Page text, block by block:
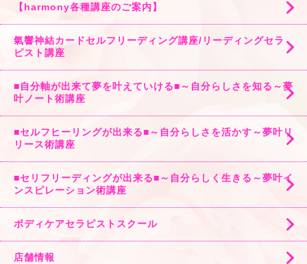
【harmony各種講座のご案内】
氣響神結カードセルフリーディング講座/リーディングセラ
ピスト講座
■自分軸が出来て夢を叶えていける■～自分らしさを知る～夢
叶ノート術講座
■セルフヒーリングが出来る■～自分らしさを活かす～夢叶リ
リース術講座
■セリフリーディングが出来る■～自分らしく生きる～夢叶イ
ンスピレーション術講座
ボディケアセラピストスクール
店舗情報